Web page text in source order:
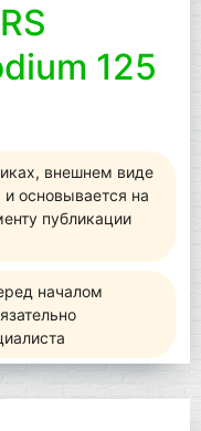
125
внешнем виде
основывается на
публикации
началом